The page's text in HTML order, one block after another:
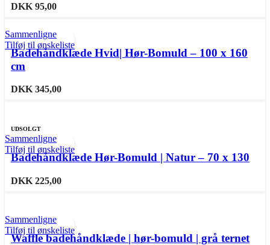
DKK 95,00
Sammenligne
Tilføj til ønskeliste
Badehåndklæde Hvid| Hør-Bomuld – 100 x 160
cm
DKK 345,00
UDSOLGT
Sammenligne
Tilføj til ønskeliste
Badehåndklæde Hør-Bomuld | Natur – 70 x 130
DKK 225,00
Sammenligne
Tilføj til ønskeliste
Waffle badehåndklæde | hør-bomuld | grå ternet